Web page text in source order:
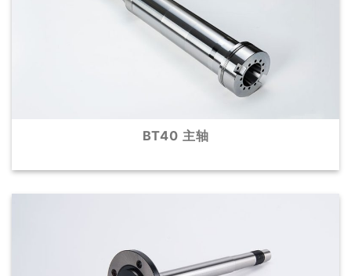
BT40 主轴